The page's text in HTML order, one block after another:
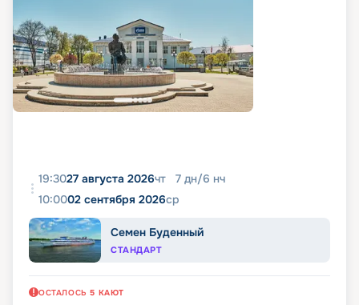
19:3027 августа 2026чт 7 дн/6 нч
10:0002 сентября 2026ср
Семен Буденный
СТАНДАРТ
ОСТАЛОСЬ 5 КАЮТ